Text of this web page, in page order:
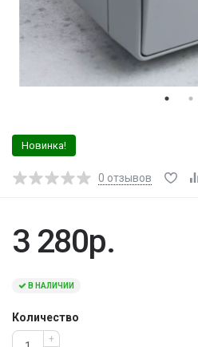
Новинка!
0 отзывов
3 280р.
В НАЛИЧИИ
Количество
+